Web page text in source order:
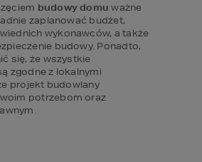
budowy domu ważne
zaplanować budżet,
wykonawców, a także
budowy. Ponadto,
się, że wszystkie
zgodne z lokalnymi
projekt budowlany
potrzebom oraz